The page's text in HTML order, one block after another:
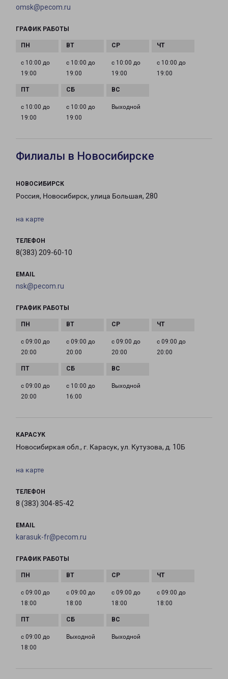
omsk@pecom.ru
ГРАФИК РАБОТЫ
с 10:00 до
19:00
с 10:00 до
19:00
с 10:00 до
19:00
с 10:00 до
19:00
с 10:00 до
19:00
с 10:00 до
19:00
Выходной
Филиалы в Новосибирске
НОВОСИБИРСК
Россия, Новосибирск, улица Большая, 280
на карте
ТЕЛЕФОН
8(383) 209-60-10
EMAIL
nsk@pecom.ru
ГРАФИК РАБОТЫ
с 09:00 до
20:00
с 09:00 до
20:00
с 09:00 до
20:00
с 09:00 до
20:00
с 09:00 до
20:00
с 10:00 до
16:00
Выходной
КАРАСУК
Новосибиркая обл., г. Карасук, ул. Кутузова, д. 10Б
на карте
ТЕЛЕФОН
8 (383) 304-85-42
EMAIL
karasuk-fr@pecom.ru
ГРАФИК РАБОТЫ
с 09:00 до
18:00
с 09:00 до
18:00
с 09:00 до
18:00
с 09:00 до
18:00
с 09:00 до
18:00
Выходной Выходной